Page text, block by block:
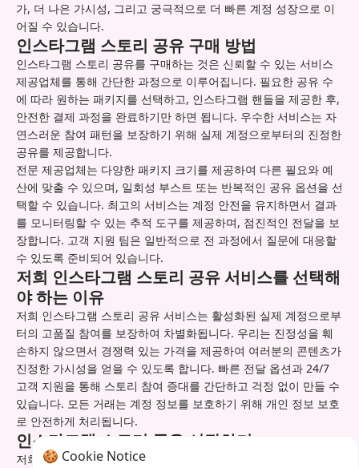
가, 더 나은 가시성, 그리고 궁극적으로 더 빠른 계정 성장으로 이
어질 수 있습니다.
인스타그램 스토리 공유 구매 방법
인스타그램 스토리 공유를 구매하는 것은 신뢰할 수 있는 서비스
제공업체를 통해 간단한 과정으로 이루어집니다. 필요한 공유 수
에 따라 원하는 패키지를 선택하고, 인스타그램 핸들을 제공한 후,
안전한 결제 과정을 완료하기만 하면 됩니다. 우수한 서비스는 자
연스러운 참여 패턴을 보장하기 위해 실제 계정으로부터의 진정한
공유를 제공합니다.
전문 제공업체는 다양한 패키지 크기를 제공하여 다른 필요와 예
산에 맞출 수 있으며, 일회성 부스트 또는 반복적인 공유 옵션을 선
택할 수 있습니다. 최고의 서비스는 계정 안전을 유지하면서 결과
를 모니터링할 수 있는 추적 도구를 제공하며, 점진적인 전달을 보
장합니다. 고객 지원 팀은 일반적으로 전 과정에서 질문에 대응할
수 있도록 준비되어 있습니다.
저희 인스타그램 스토리 공유 서비스를 선택해
야 하는 이유
저희 인스타그램 스토리 공유 서비스는 활성화된 실제 계정으로부
터의 고품질 참여를 보장하여 차별화됩니다. 우리는 진정성을 훼
손하지 않으면서 경쟁력 있는 가격을 제공하여 여러분의 콘텐츠가
진정한 가시성을 얻을 수 있도록 합니다. 빠른 전달 옵션과 24/7
고객 지원을 통해 스토리 참여 증대를 간단하고 걱정 없이 만들 수
있습니다. 모든 거래는 계정 정보를 보호하기 위해 개인 정보 보호
로 안전하게 처리됩니다.
인스타그램 스토리 공유 시작하기
저희 웹사이트에서 원하는 패키지를 선택하고 인스타그램 사용자
🍪 Cookie Notice